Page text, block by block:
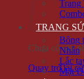
Chưa có sản
Quay trở lại
Trang
TRANG
Bông
Nhẫn
Lắc
Mặt